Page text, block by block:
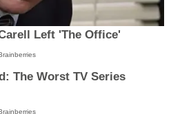
Left 'The Office'
The Worst TV Series